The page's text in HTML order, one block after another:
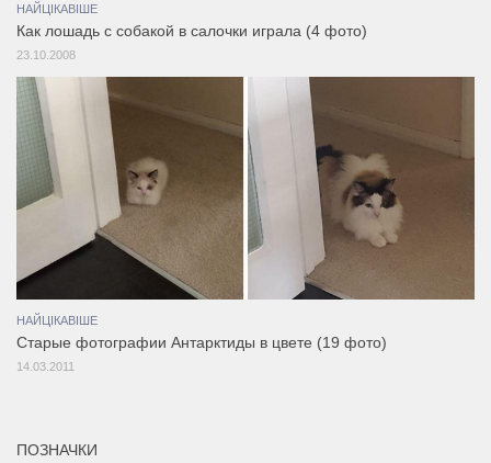
НАЙЦІКАВІШЕ
Как лошадь с собакой в салочки играла (4 фото)
23.10.2008
НАЙЦІКАВІШЕ
Старые фотографии Антарктиды в цвете (19 фото)
14.03.2011
ПОЗНАЧКИ